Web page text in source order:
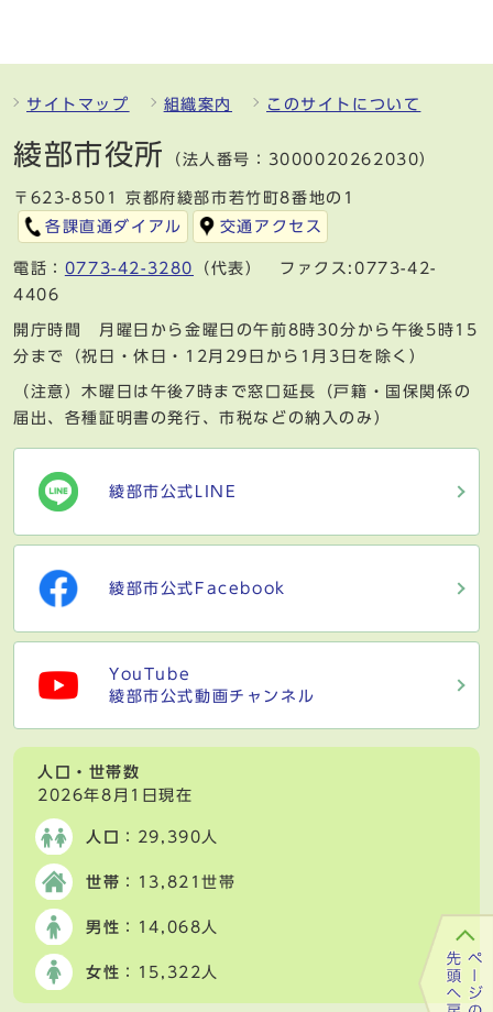
サイトマップ 組織案内 このサイトについて
綾部市役所 （法人番号：3000020262030）
〒623-8501 京都府綾部市若竹町8番地の1
各課直通ダイアル
交通アクセス
電話： 0773-42-3280
（代表） ファクス:0773-42-
4406
開庁時間 月曜日から金曜日の午前8時30分から午後5時15
分まで（祝日・休日・12月29日から1月3日を除く）
（注意）木曜日は午後7時まで窓口延長（戸籍・国保関係の
届出、各種証明書の発行、市税などの納入のみ）
綾部市公式LINE
綾部市公式Facebook
YouTube
綾部市公式動画チャンネル
人口・世帯数
2026年8月1日現在
人口 ：29,390人
世帯 ：13,821世帯
男性 ：14,068人
女性 ：15,322人